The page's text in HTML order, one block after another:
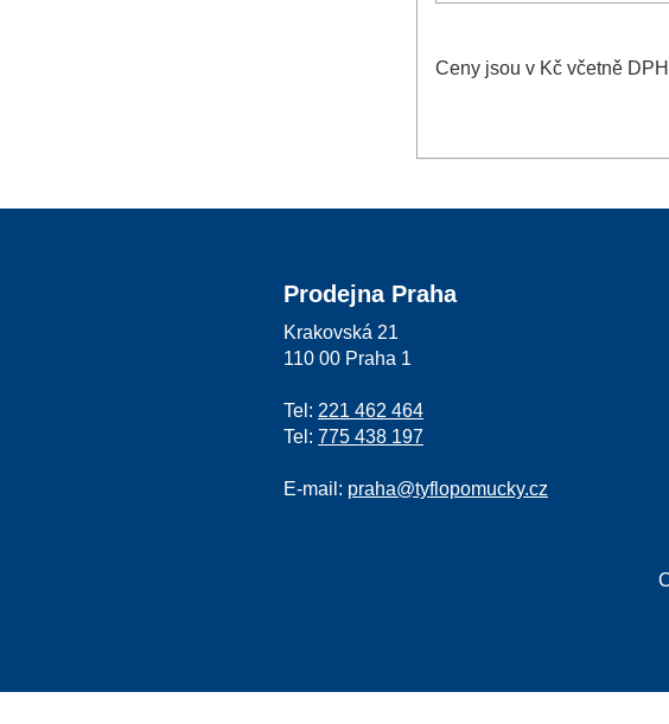
Ceny jsou v Kč včetně DPH
Prodejna Praha
Krakovská 21
110 00 Praha 1
Tel: 221 462 464
Tel: 775 438 197
E-mail: praha@tyflopomucky.cz